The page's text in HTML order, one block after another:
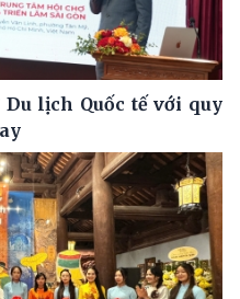
lịch Quốc tế với quy